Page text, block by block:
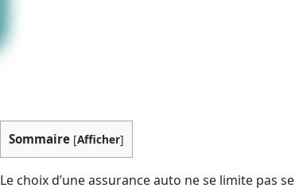
Sommaire [Afficher]
Le choix d’une assurance auto ne se limite pas